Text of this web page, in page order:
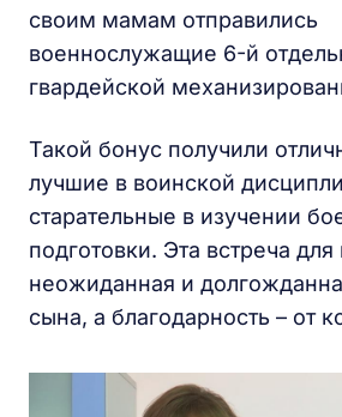
своим мамам отправились
военнослужащие 6-й
гвардейской
Такой бонус получили
лучшие в воинской
старательные в изучении
подготовки. Эта встреча
неожиданная и
сына, а благодарность – от